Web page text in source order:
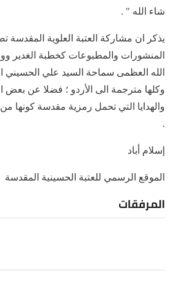
شاء الله " .
يذكر ان مشاركة العتبة العلوية المقدسة
المنشورات والمطبوعات كخطبة الغدير
الله العظمى سماحة السيد علي الحسيني
وكلها مترجمة الى الأردو ؛ فضلا عن بعض
والهدايا التي تحمل رمزية مقدسة كونها من
.
إسلام أباد
الموقع الرسمي للعتبة الحسينية المقدسة
المرفقات